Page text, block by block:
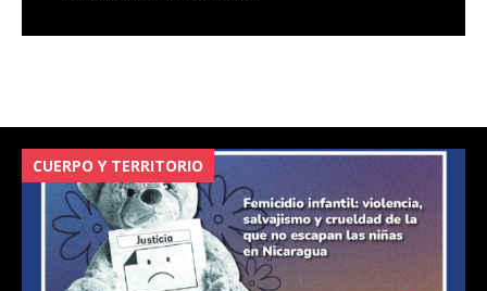
CUERPO Y TERRITORIO